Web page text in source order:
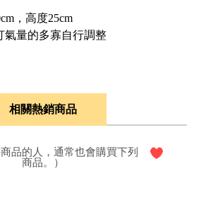
，高度25cm
氣量的多寡自行調整
相關熱銷商品
商品的人，通常也會購買下列
商品。）